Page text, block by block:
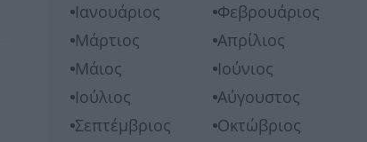
Ιανουάριος
Φεβρουάριος
Μάρτιος
Απρίλιος
Μάιος
Ιούνιος
Ιούλιος
Αύγουστος
Σεπτέμβριος
Οκτώβριος